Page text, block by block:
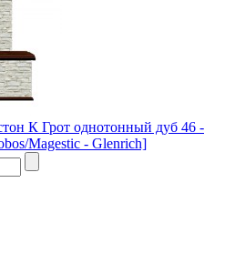
К Грот однотонный дуб 46 -
Magestic - Glenrich]